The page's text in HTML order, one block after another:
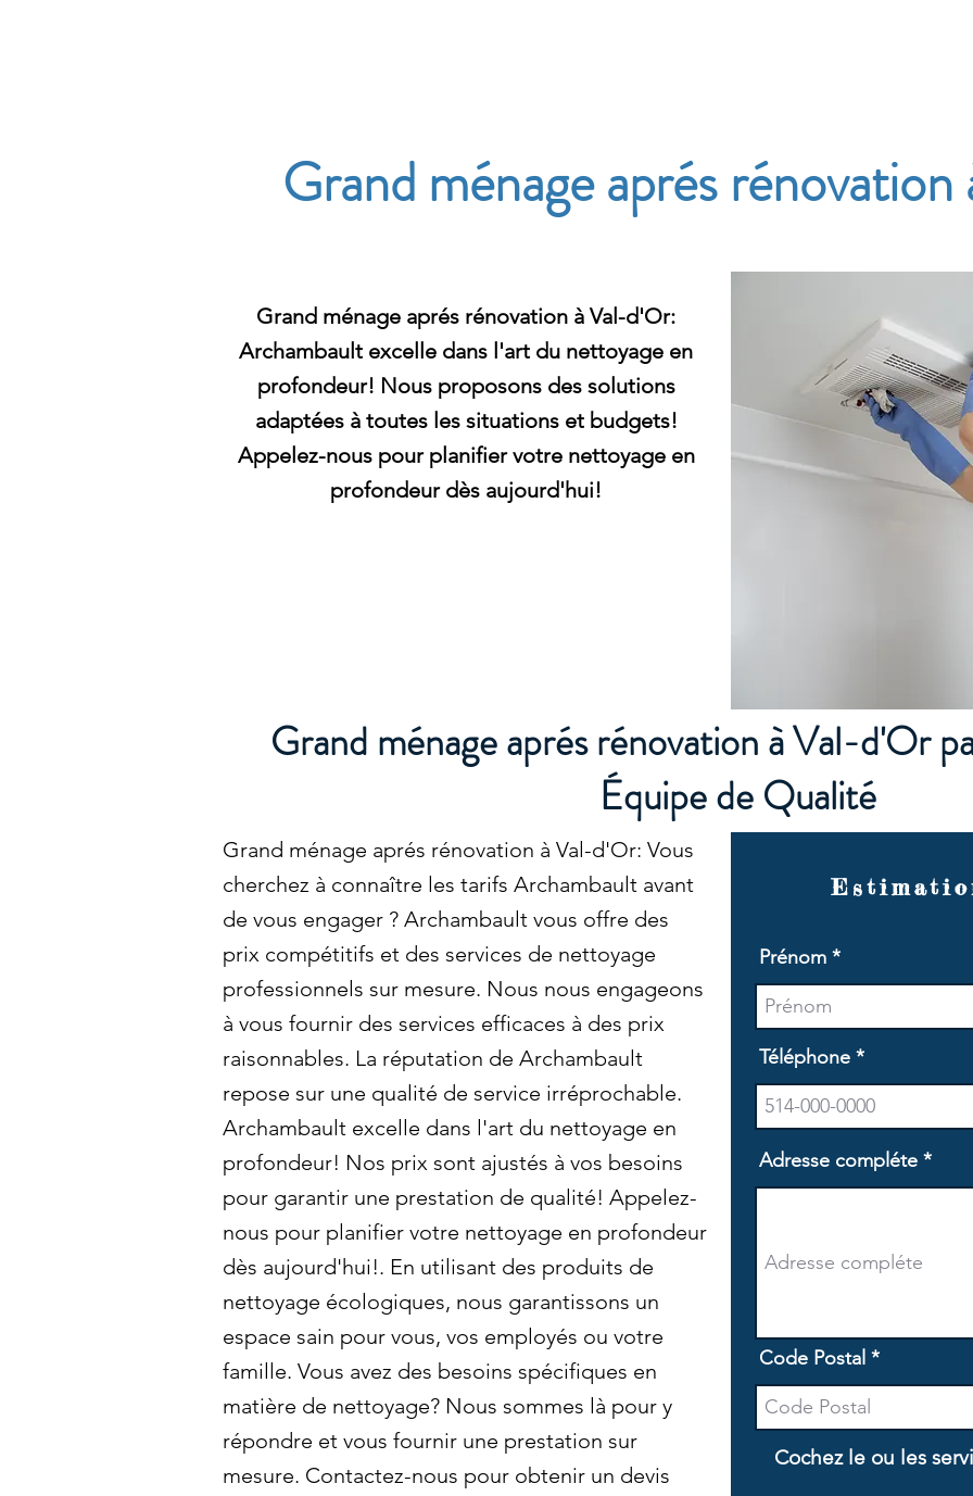
Grand ménage aprés
Grand ménage aprés rénovation à Val-d'Or:
Archambault excelle dans l'art du nettoyage en
profondeur! Nous proposons des solutions
adaptées à toutes les situations et budgets!
Appelez-nous pour planifier votre nettoyage en
profondeur dès aujourd'hui!
Grand ménage aprés rénovation à Val-d'Or
Équipe de Qualité
Grand ménage aprés rénovation à Val-d'Or: Vous
cherchez à connaître les tarifs Archambault avant
de vous engager ? Archambault vous offre des
prix compétitifs et des services de nettoyage
professionnels sur mesure. Nous nous engageons
à vous fournir des services efficaces à des prix
raisonnables. La réputation de Archambault
repose sur une qualité de service irréprochable.
Archambault excelle dans l'art du nettoyage en
profondeur! Nos prix sont ajustés à vos besoins
pour garantir une prestation de qualité! Appelez-
nous pour planifier votre nettoyage en profondeur
dès aujourd'hui!. En utilisant des produits de
nettoyage écologiques, nous garantissons un
espace sain pour vous, vos employés ou votre
famille. Vous avez des besoins spécifiques en
matière de nettoyage? Nous sommes là pour y
répondre et vous fournir une prestation sur
mesure. Contactez-nous pour obtenir un devis
Prénom
Téléphone
Adresse compléte
Code Postal
Cochez le ou les